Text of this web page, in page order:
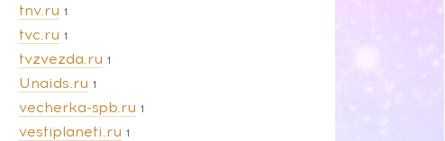
tnv.ru 1
tvc.ru 1
tvzvezda.ru 1
Unaids.ru 1
vecherka-spb.ru 1
vestiplaneti.ru 1